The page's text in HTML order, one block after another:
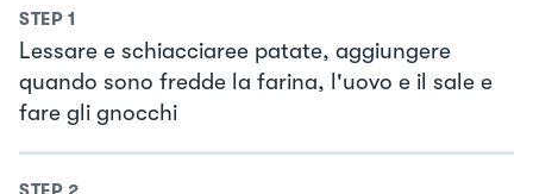
STEP 1
Lessare e schiacciaree patate, aggiungere
quando sono fredde la farina, l'uovo e il sale e
fare gli gnocchi